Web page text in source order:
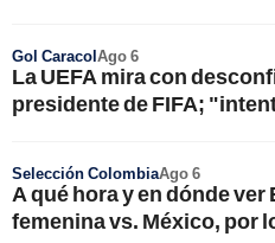
Gol CaracolAgo 6
La UEFA mira con
presidente de FIFA;
Selección ColombiaAgo 6
A qué hora y en dónde ver
femenina vs. México, por